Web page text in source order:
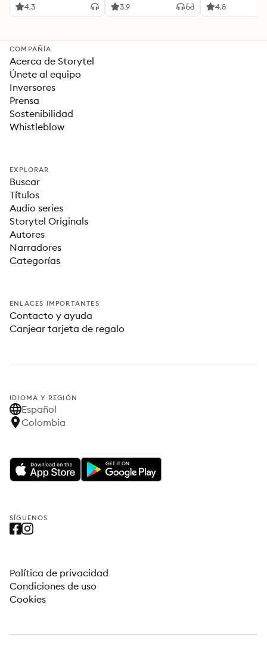
Ideas Revolucionarias
4.3 3.9 4.8
COMPAÑÍA
Acerca de Storytel
Únete al equipo
Inversores
Prensa
Sostenibilidad
Whistleblow
EXPLORAR
Buscar
Títulos
Audio series
Storytel Originals
Autores
Narradores
Categorías
ENLACES IMPORTANTES
Contacto y ayuda
Canjear tarjeta de regalo
IDIOMA Y REGIÓN
Español
Colombia
SÍGUENOS
Política de privacidad
Condiciones de uso
Cookies